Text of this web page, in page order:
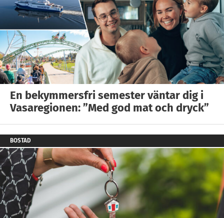
En bekymmersfri semester väntar dig i
Vasaregionen: ”Med god mat och dryck”
BOSTAD